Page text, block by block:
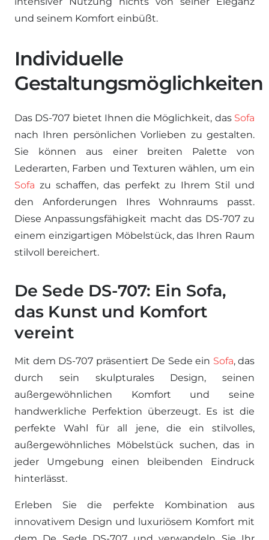
und seinem Komfort einbüßt.
Individuelle
Gestaltungsmöglichkeiten
Das DS-707 bietet Ihnen die Möglichkeit, das Sofa
nach Ihren persönlichen Vorlieben zu gestalten.
Sie können aus einer breiten Palette von
Lederarten, Farben und Texturen wählen, um ein
Sofa zu schaffen, das perfekt zu Ihrem Stil und
den Anforderungen Ihres Wohnraums passt.
Diese Anpassungsfähigkeit macht das DS-707 zu
einem einzigartigen Möbelstück, das Ihren Raum
stilvoll bereichert.
De Sede DS-707: Ein Sofa,
das Kunst und Komfort
vereint
Mit dem DS-707 präsentiert De Sede ein Sofa, das
durch sein skulpturales Design, seinen
außergewöhnlichen Komfort und seine
handwerkliche Perfektion überzeugt. Es ist die
perfekte Wahl für all jene, die ein stilvolles,
außergewöhnliches Möbelstück suchen, das in
jeder Umgebung einen bleibenden Eindruck
hinterlässt.
Erleben Sie die perfekte Kombination aus
innovativem Design und luxuriösem Komfort mit